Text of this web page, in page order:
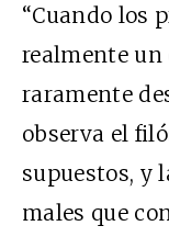
“Cuando los
realmente
raramente
observa el
supuestos, y
males que